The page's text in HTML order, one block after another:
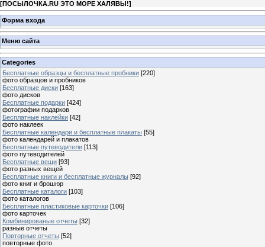
[ПОСЫЛОЧКА.RU ЭТО МОРЕ ХАЛЯВЫ!]
Форма входа
Меню сайта
Categories
Бесплатные образцы и бесплатные пробники [220]
фото образцов и пробников
Бесплатные диски [163]
фото дисков
Бесплатные подарки [424]
фотографии подарков
Бесплатные наклейки [42]
фото наклеек
Бесплатные календари и бесплатные плакаты [55]
фото календарей и плакатов
Бесплатные путеводители [113]
фото путеводителей
Бесплатные вещи [93]
фото разных вещей
Бесплатные книги и бесплатные журналы [92]
фото книг и брошюр
Бесплатные каталоги [103]
фото каталогов
Бесплатные пластиковые карточки [106]
фото карточек
Комбинированые отчеты [32]
разные отчеты
Повторные отчеты [52]
повторные фото